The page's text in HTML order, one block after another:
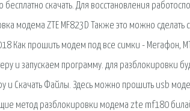
скачать. Для восстановления
модема ZTE MF823D Также это можно
Как прошить модем под все симки - Мегафон,
и запускаем программу. для разблокировки
и Скачать Файлы. Здесь можно прошить usb
метод разблокировки модема zte mf180